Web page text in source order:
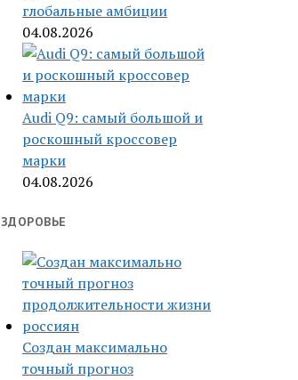
глобальные амбиции
04.08.2026
Audi Q9: самый большой и
роскошный кроссовер
марки
04.08.2026
ЗДОРОВЬЕ
Создан максимально
точный прогноз